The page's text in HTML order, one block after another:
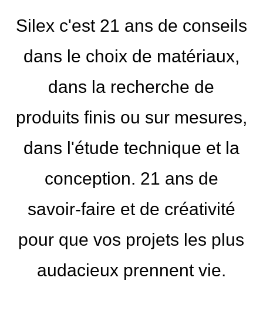
Silex c'est 21 ans de conseils
dans le choix de matériaux,
dans la recherche de
produits finis ou sur mesures,
dans l'étude technique et la
conception. 21 ans de
savoir-faire et de créativité
pour que vos projets les plus
audacieux prennent vie.